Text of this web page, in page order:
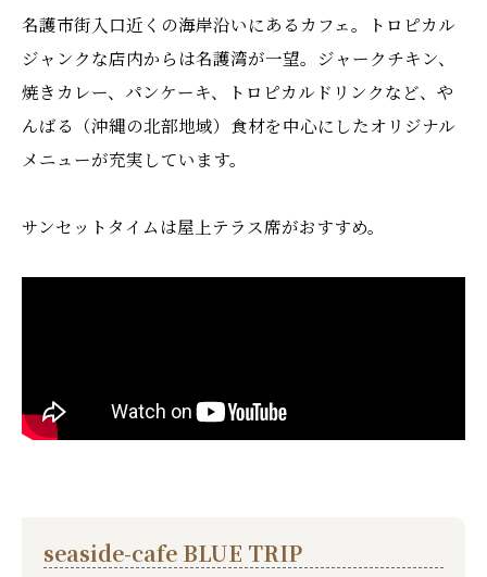
名護市街入口近くの海岸沿いにあるカフェ。トロピカル
ジャンクな店内からは名護湾が一望。ジャークチキン、
焼きカレー、パンケーキ、トロピカルドリンクなど、や
んばる（沖縄の北部地域）食材を中心にしたオリジナル
メニューが充実しています。
サンセットタイムは屋上テラス席がおすすめ。
seaside-cafe BLUE TRIP